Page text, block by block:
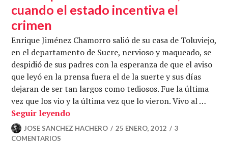
cuando el estado incentiva el
crimen
Enrique Jiménez Chamorro salió de su casa de Toluviejo,
en el departamento de Sucre, nervioso y maqueado, se
despidió de sus padres con la esperanza de que el aviso
que leyó en la prensa fuera el de la suerte y sus días
dejaran de ser tan largos como tediosos. Fue la última
vez que los vio y la última vez que lo vieron. Vivo al …
Seguir leyendoFalsos positivos en Colombia, o
JOSE SANCHEZ HACHERO 25 ENERO, 2012
3
COMENTARIOS